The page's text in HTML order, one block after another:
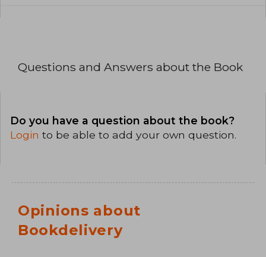
Questions and Answers about the Book
Do you have a question about the book?
Login to be able to add your own question.
Opinions about
Bookdelivery